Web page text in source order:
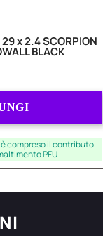
x 2.4 SCORPION
BLACK
compreso il contributo
PFU